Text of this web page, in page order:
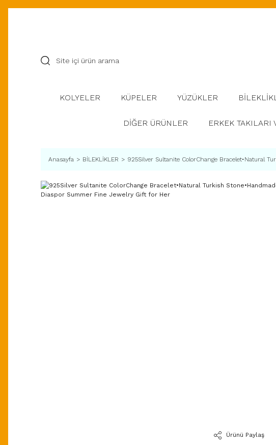
KOLYELER KÜPELER YÜZÜKLER
DİĞER ÜRÜNLER ERKEK TAKILARI
Anasayfa BİLEKLİKLER 925Silver Sultanite ColorChange Bracelet•Natural
Ürünü Paylaş